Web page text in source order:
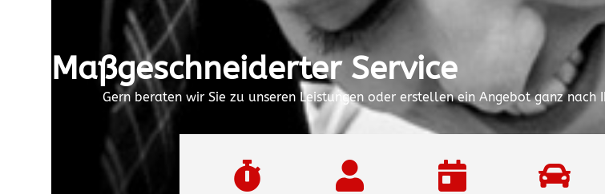
Maßgeschneiderter Service
Gern beraten wir Sie zu unseren Leistungen oder erstellen ein Angebot ganz nach